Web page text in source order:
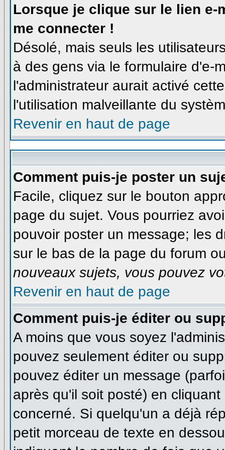
Lorsque je clique sur le lien e-
me connecter !
Désolé, mais seuls les
à des gens via le formulaire d'e-
l'administrateur aurait activé
l'utilisation malveillante du
Revenir en haut de page
Comment puis-je poster un
Facile, cliquez sur le bouton
page du sujet. Vous pourriez
pouvoir poster un message; les
sur le bas de la page du forum
nouveaux sujets, vous pouvez
Revenir en haut de page
Comment puis-je éditer ou
A moins que vous soyez
pouvez seulement éditer ou
pouvez éditer un message
après qu'il soit posté) en
concerné. Si quelqu'un a déjà
petit morceau de texte en